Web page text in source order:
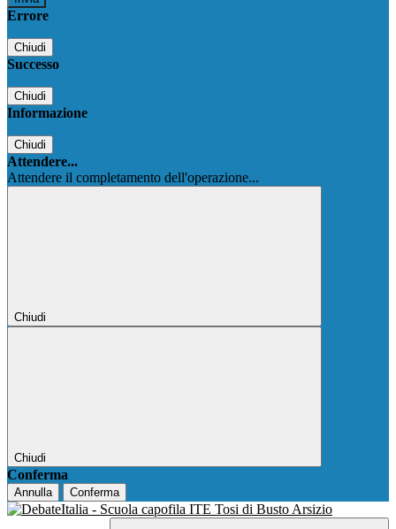
Errore
Chiudi
Successo
Chiudi
Informazione
Chiudi
Attendere...
Attendere il completamento dell'operazione...
Chiudi
Chiudi
Conferma
Annulla Conferma